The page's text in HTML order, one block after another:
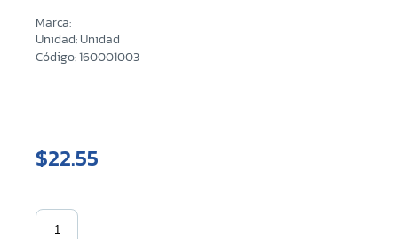
Marca:
Unidad: Unidad
Código: 160001003
$22.55